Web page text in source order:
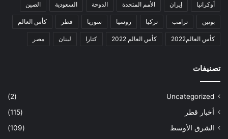
أوكرانيا إيران الأمم المتحدة الدوحة السعودية الصين
بوتين ترامب تركيا روسيا سوريا قطر كأس العالم
كأس العالم2022 كأس العالم 2022 كتارا لبنان مصر
تصنيفات
Uncategorized
(2)
أخبار قطر
(115)
الشرق الأوسط
(109)